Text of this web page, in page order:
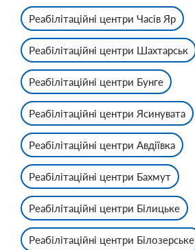
Реабілітаційні центри Часів Яр
Реабілітаційні центри Шахтарськ
Реабілітаційні центри Бунге
Реабілітаційні центри Ясинувата
Реабілітаційні центри Авдіївка
Реабілітаційні центри Бахмут
Реабілітаційні центри Білицьке
Реабілітаційні центри Білозерське